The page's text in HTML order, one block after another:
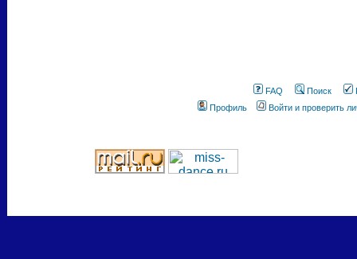
FAQ Поиск
Профиль
Войти и проверить